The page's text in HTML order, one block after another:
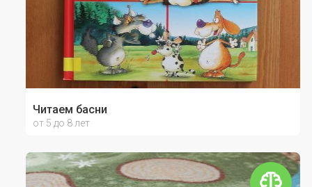
Читаем басни
от 5 до 8 лет